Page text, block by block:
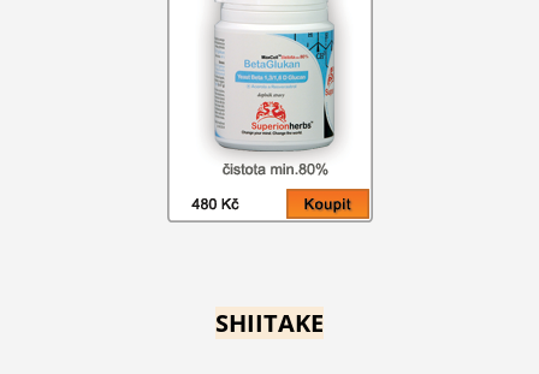
SHIITAKE